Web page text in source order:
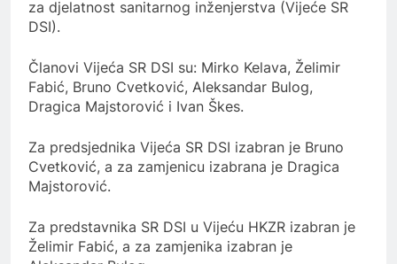
za djelatnost sanitarnog inženjerstva (Vijeće SR
DSI).
Članovi Vijeća SR DSI su: Mirko Kelava, Želimir
Fabić, Bruno Cvetković, Aleksandar Bulog,
Dragica Majstorović i Ivan Škes.
Za predsjednika Vijeća SR DSI izabran je Bruno
Cvetković, a za zamjenicu izabrana je Dragica
Majstorović.
Za predstavnika SR DSI u Vijeću HKZR izabran je
Želimir Fabić, a za zamjenika izabran je